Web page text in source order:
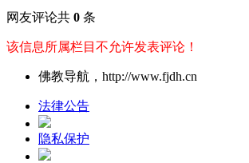
网友评论共 0 条
该信息所属栏目不允许发表评论！
佛教导航，http://www.fjdh.cn
法律公告
隐私保护